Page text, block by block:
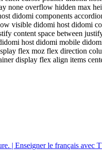
none overflow hidden max
didomi components
visible didomi host didomi
content space between
host didomi mobile
flex moz flex direction
display flex align items
| Enseigner le français avec